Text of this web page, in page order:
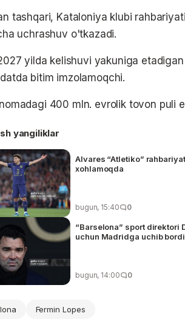
tashqari, Kataloniya klubi
uchrashuv o'tkazadi.
yilda kelishuvi yakuniga
bitim imzolamoqchi.
400 mln. evrolik tovon puli
yangiliklar
Alvares “Atletiko”
xohlamoqda
bugun, 15:40 0
“Barselona” sport direktori
uchun Madridga uchib bordi
bugun, 14:00 0
Fermin Lopes